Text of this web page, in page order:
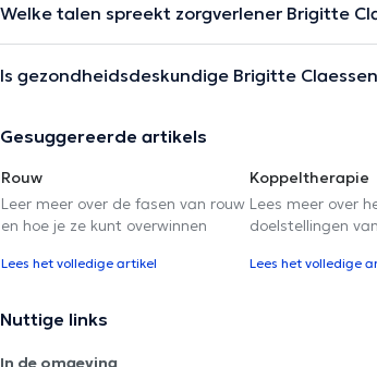
Welke talen spreekt zorgverlener Brigitte
Is gezondheidsdeskundige Brigitte
Gesuggereerde artikels
Rouw
Leer meer over de fasen van rouw
en hoe je ze kunt overwinnen
Lees het volledige artikel
Koppeltherapie
Lees meer over
doelstellingen
Lees het volledige
Nuttige links
In de omgeving